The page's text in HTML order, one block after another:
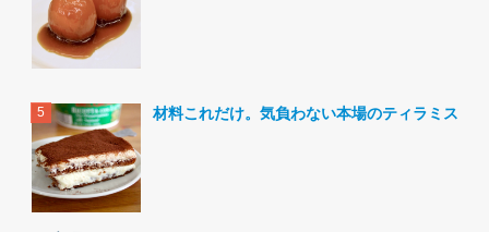
材料これだけ。気負わない本場のティラミス。